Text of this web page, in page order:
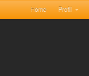
Home Profil